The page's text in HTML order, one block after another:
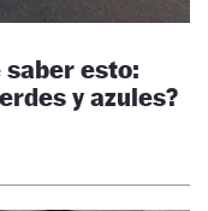
saber esto:
y azules?